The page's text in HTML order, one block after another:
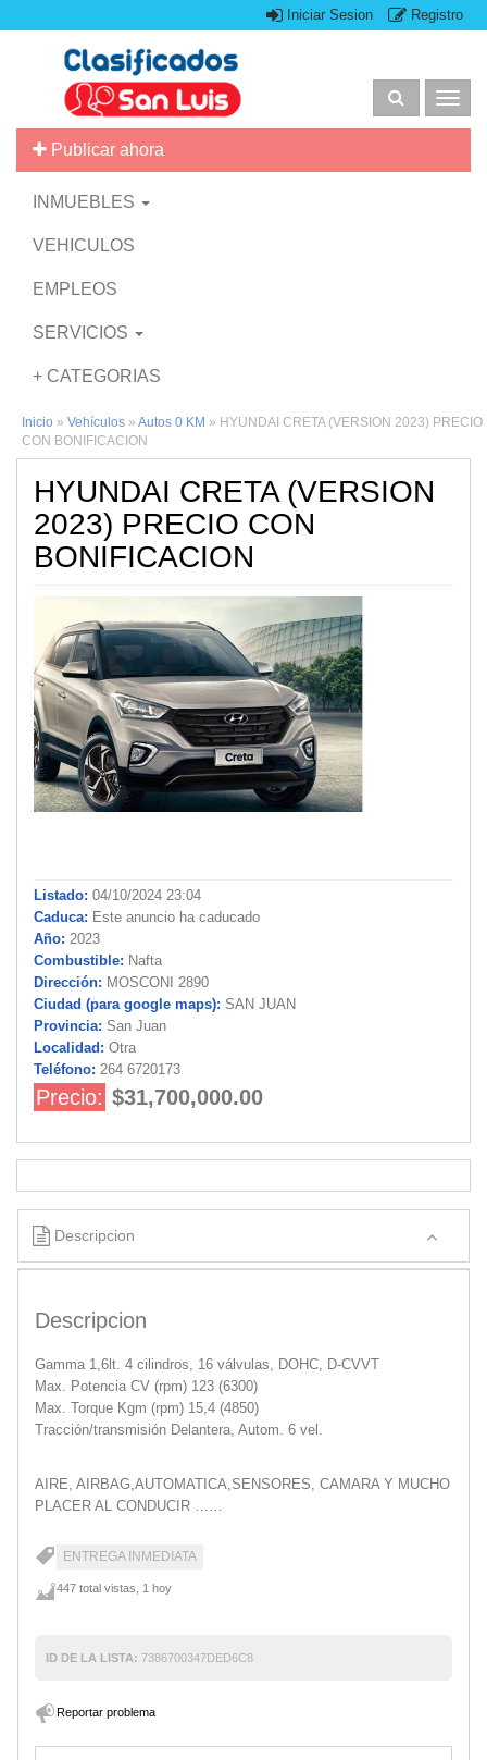
Iniciar Sesion Registro
Publicar ahora
INMUEBLES
VEHICULOS
EMPLEOS
SERVICIOS
+ CATEGORIAS
Inicio » Vehículos » Autos 0 KM » HYUNDAI CRETA (VERSION 2023) PRECIO
CON BONIFICACION
HYUNDAI CRETA (VERSION
2023) PRECIO CON
BONIFICACION
Listado: 04/10/2024 23:04
Caduca: Este anuncio ha caducado
Año: 2023
Combustible: Nafta
Dirección: MOSCONI 2890
Ciudad (para google maps): SAN JUAN
Provincia: San Juan
Localidad: Otra
Teléfono: 264 6720173
Precio: $31,700,000.00
Descripcion
Descripcion
Gamma 1,6lt. 4 cilindros, 16 válvulas, DOHC, D-CVVT
Max. Potencia CV (rpm) 123 (6300)
Max. Torque Kgm (rpm) 15,4 (4850)
Tracción/transmisión Delantera, Autom. 6 vel.
AIRE, AIRBAG,AUTOMATICA,SENSORES, CAMARA Y MUCHO
PLACER AL CONDUCIR ……
ENTREGA INMEDIATA
447 total vistas, 1 hoy
ID DE LA LISTA: 7386700347DED6C8
Reportar problema